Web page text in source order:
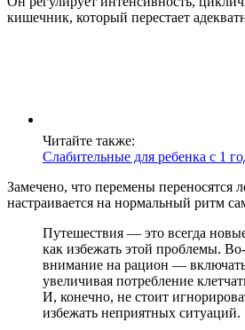
кишечник, который перестает
Читайте также:
Слабительные для ребенка с 1
Замечено, что перемены переносятся
настраивается на нормальный ритм
Путешествия — это всегда
как избежать этой проблемы.
внимание на рацион —
увеличивая потребление
И, конечно, не стоит
избежать неприятных ситуаций.